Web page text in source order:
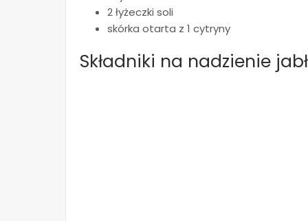
2 łyżeczki soli
skórka otarta z 1 cytryny
Składniki na nadzienie